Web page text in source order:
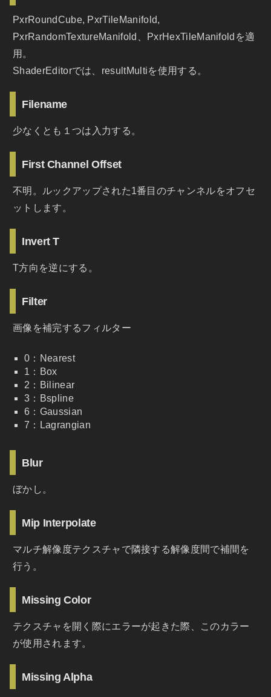
PxrRoundCube, PxrTileManifold,
PxrRandomTextureManifold
、PxrHexTileManifoldを適
用。
ShaderEditorでは、resultMultiを使用する。
Filename
少なくとも１つは入力する。
First Channel Offset
不明。ルックアップされた1番目のチャンネルをオフセ
ットします。
Invert T
T方向を逆にする。
Filter
画像を補完するフィルター
0：Nearest
1：Box
2：Bilinear
3：Bspline
6：Gaussian
7：Lagrangian
Blur
ぼかし。
Mip Interpolate
マルチ解像度テクスチャで隣接する解像度間で補間を
行う。
Missing Color
テクスチャを開く際にエラーが起きた際、このカラー
が使用されます。
Missing Alpha